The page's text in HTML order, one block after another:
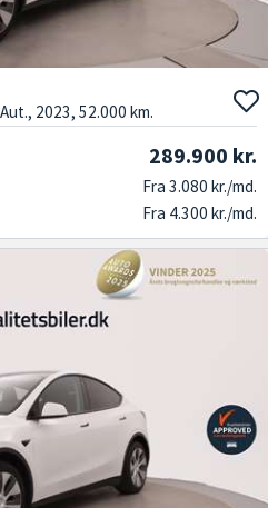
2023, 52.000 km.
289.900 kr.
Fra 3.080 kr./md.
Fra 4.300 kr./md.